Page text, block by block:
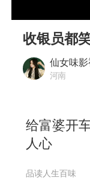
收银员都
仙女味
河南
给富婆开
人心
品读人生百味